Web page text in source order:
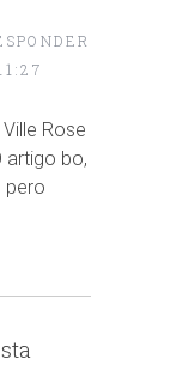
Rose
artigo bo,
pero